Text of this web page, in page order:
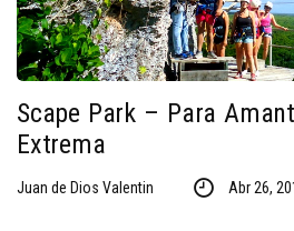
Scape Park – Para
Extrema
Juan de Dios Valentin Abr 26,